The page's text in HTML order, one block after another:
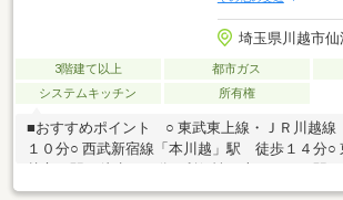
埼玉県川越市仙
3階建て以上 都市ガス
システムキッチン
所有権
■おすすめポイント ○ 東武東上線・ＪＲ川越
１０分○ 西武新宿線「本川越」駅 徒歩１４分○
立地○ 前面道路約８ｍにつき開放感あり ○ 都市